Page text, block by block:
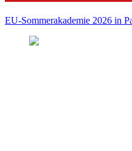
EU-Sommerakademie 2026 in